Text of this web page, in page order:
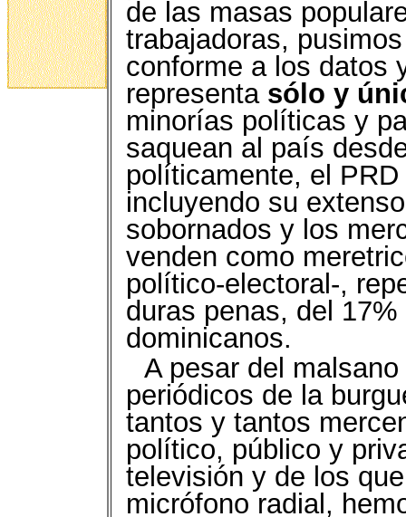
de las masas
trabajadoras,
conforme a los datos
representa sólo y
minorías políticas y
saquean al país
políticamente, el
incluyendo su
sobornados y los
venden como
político-electoral-,
duras penas, del
dominicanos.
A pesar del
periódicos de la
tantos y tantos
político, público y
televisión y de los
micrófono radial,